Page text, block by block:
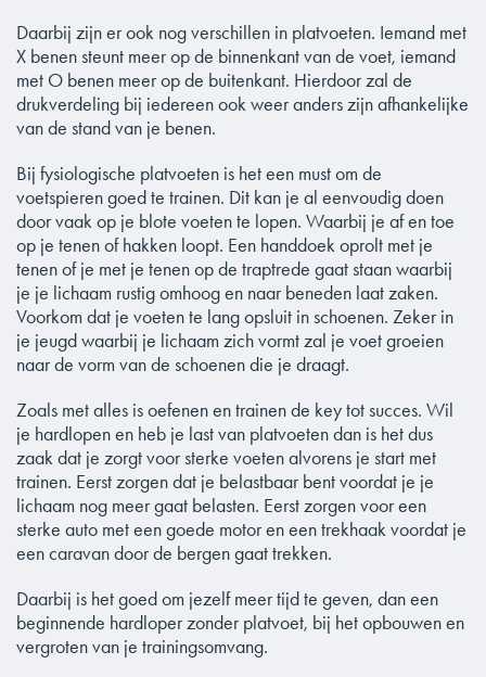
Daarbij zijn er ook nog verschillen in platvoeten. Iemand met
X benen steunt meer op de binnenkant van de voet, iemand
met O benen meer op de buitenkant. Hierdoor zal de
drukverdeling bij iedereen ook weer anders zijn afhankelijke
van de stand van je benen.
Bij fysiologische platvoeten is het een must om de
voetspieren goed te trainen. Dit kan je al eenvoudig doen
door vaak op je blote voeten te lopen. Waarbij je af en toe
op je tenen of hakken loopt. Een handdoek oprolt met je
tenen of je met je tenen op de traptrede gaat staan waarbij
je je lichaam rustig omhoog en naar beneden laat zaken.
Voorkom dat je voeten te lang opsluit in schoenen. Zeker in
je jeugd waarbij je lichaam zich vormt zal je voet groeien
naar de vorm van de schoenen die je draagt.
Zoals met alles is oefenen en trainen de key tot succes. Wil
je hardlopen en heb je last van platvoeten dan is het dus
zaak dat je zorgt voor sterke voeten alvorens je start met
trainen. Eerst zorgen dat je belastbaar bent voordat je je
lichaam nog meer gaat belasten. Eerst zorgen voor een
sterke auto met een goede motor en een trekhaak voordat je
een caravan door de bergen gaat trekken.
Daarbij is het goed om jezelf meer tijd te geven, dan een
beginnende hardloper zonder platvoet, bij het opbouwen en
vergroten van je trainingsomvang.